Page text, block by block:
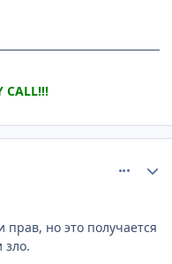
CALL!!!
но это получается
зло.